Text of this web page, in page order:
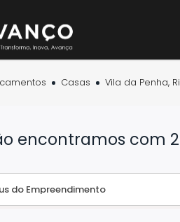
Casas Vila da Penha,
encontramos com